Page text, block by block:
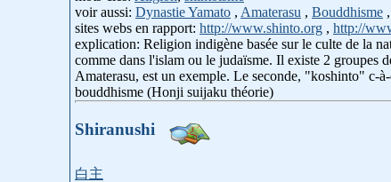
voir aussi: Dynastie Yamato , Amaterasu , Bouddhisme ,
sites webs en rapport: http://www.shinto.org , http://
explication: Religion indigène basée sur le culte de la
comme dans l'islam ou le judaïsme. Il existe 2 groupes
Amaterasu, est un exemple. Le seconde, "koshinto" c-
bouddhisme (Honji suijaku théorie)
Shiranushi
白主